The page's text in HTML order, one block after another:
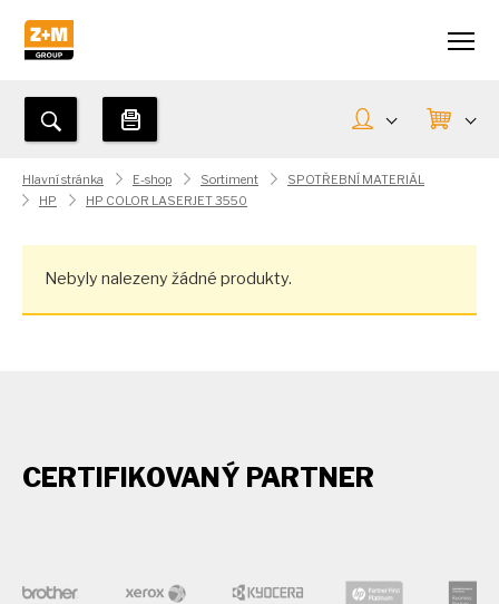
Hlavní stránka E-shop Sortiment
SPOTŘEBNÍ MATERIÁL
HP
HP COLOR LASERJET 3550
Nebyly nalezeny žádné produkty.
CERTIFIKOVANÝ PARTNER